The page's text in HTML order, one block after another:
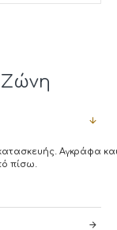
Ζώνη
Αγκράφα
πίσω.